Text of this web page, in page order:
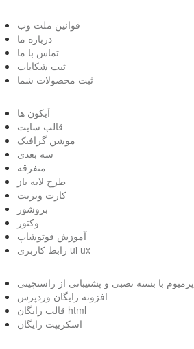
قوانین ملت وب
درباره ما
تماس با ما
ثبت شکایات
ثبت محصولات شما
آیکون ها
قالب سایت
موشن گرافیک
سه بعدی
متفرقه
طرح لایه باز
کارت ویزیت
بروشور
وکتور
آموزش فوتوشاپ
رابط کاربری ui ux
با بسته نصبی و پشتیبانی از راستچینی
افزونه رایگان وردپرس
قالب رایگان html
اسکریپت رایگان